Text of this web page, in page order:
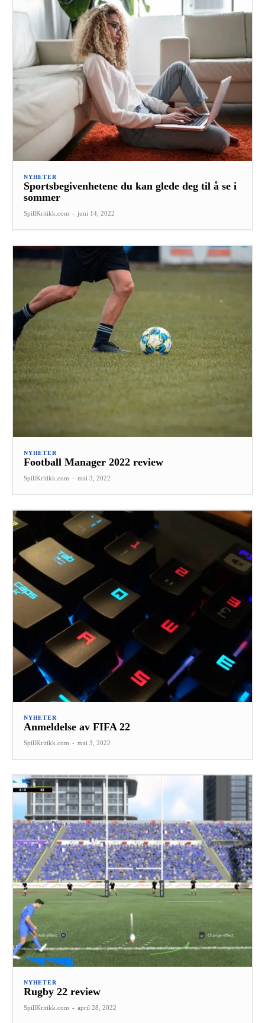
NYHETER
Sportsbegivenhetene du kan glede deg til å se i
sommer
SpillKritikk.com - juni 14, 2022
NYHETER
Football Manager 2022 review
SpillKritikk.com - mai 3, 2022
NYHETER
Anmeldelse av FIFA 22
SpillKritikk.com - mai 3, 2022
NYHETER
Rugby 22 review
SpillKritikk.com - april 28, 2022